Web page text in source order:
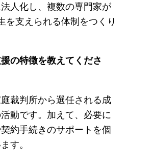
人化し、複数の専門家が
を支えられる体制をつくり
の特徴を教えてくださ
裁判所から選任される成
動です。加えて、必要に
約手続きのサポートを個
す。